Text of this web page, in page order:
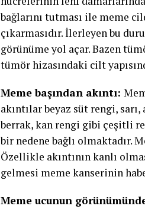
bağlarını tutması ile meme
çıkarmasıdır. İlerleyen bu
görünüme yol açar. Bazen
tümör hizasındaki cilt
Meme başından akıntı:
akıntılar beyaz süt rengi,
berrak, kan rengi gibi çeşitli
bir nedene bağlı olmaktadır.
Özellikle akıntının kanlı
gelmesi meme kanserinin
Meme ucunun